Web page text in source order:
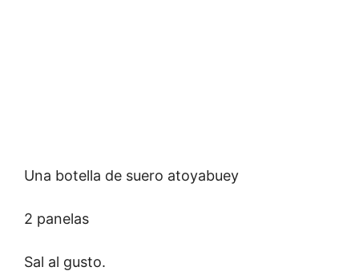
Una botella de suero atoyabuey
2 panelas
Sal al gusto.